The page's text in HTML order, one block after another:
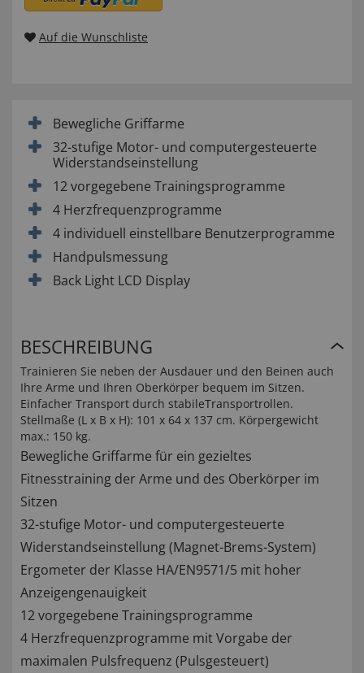
Auf die Wunschliste
Bewegliche Griffarme
32-stufige Motor- und computergesteuerte
Widerstandseinstellung
12 vorgegebene Trainingsprogramme
4 Herzfrequenzprogramme
4 individuell einstellbare Benutzerprogramme
Handpulsmessung
Back Light LCD Display
BESCHREIBUNG
Trainieren Sie neben der Ausdauer und den Beinen auch
Ihre Arme und Ihren Oberkörper bequem im Sitzen.
Einfacher Transport durch stabileTransportrollen.
Stellmaße (L x B x H): 101 x 64 x 137 cm. Körpergewicht
max.: 150 kg.
Bewegliche Griffarme für ein gezieltes
Fitnesstraining der Arme und des Oberkörper im
Sitzen
32-stufige Motor- und computergesteuerte
Widerstandseinstellung (Magnet-Brems-System)
Ergometer der Klasse HA/EN9571/5 mit hoher
Anzeigengenauigkeit
12 vorgegebene Trainingsprogramme
4 Herzfrequenzprogramme mit Vorgabe der
maximalen Pulsfrequenz (Pulsgesteuert)